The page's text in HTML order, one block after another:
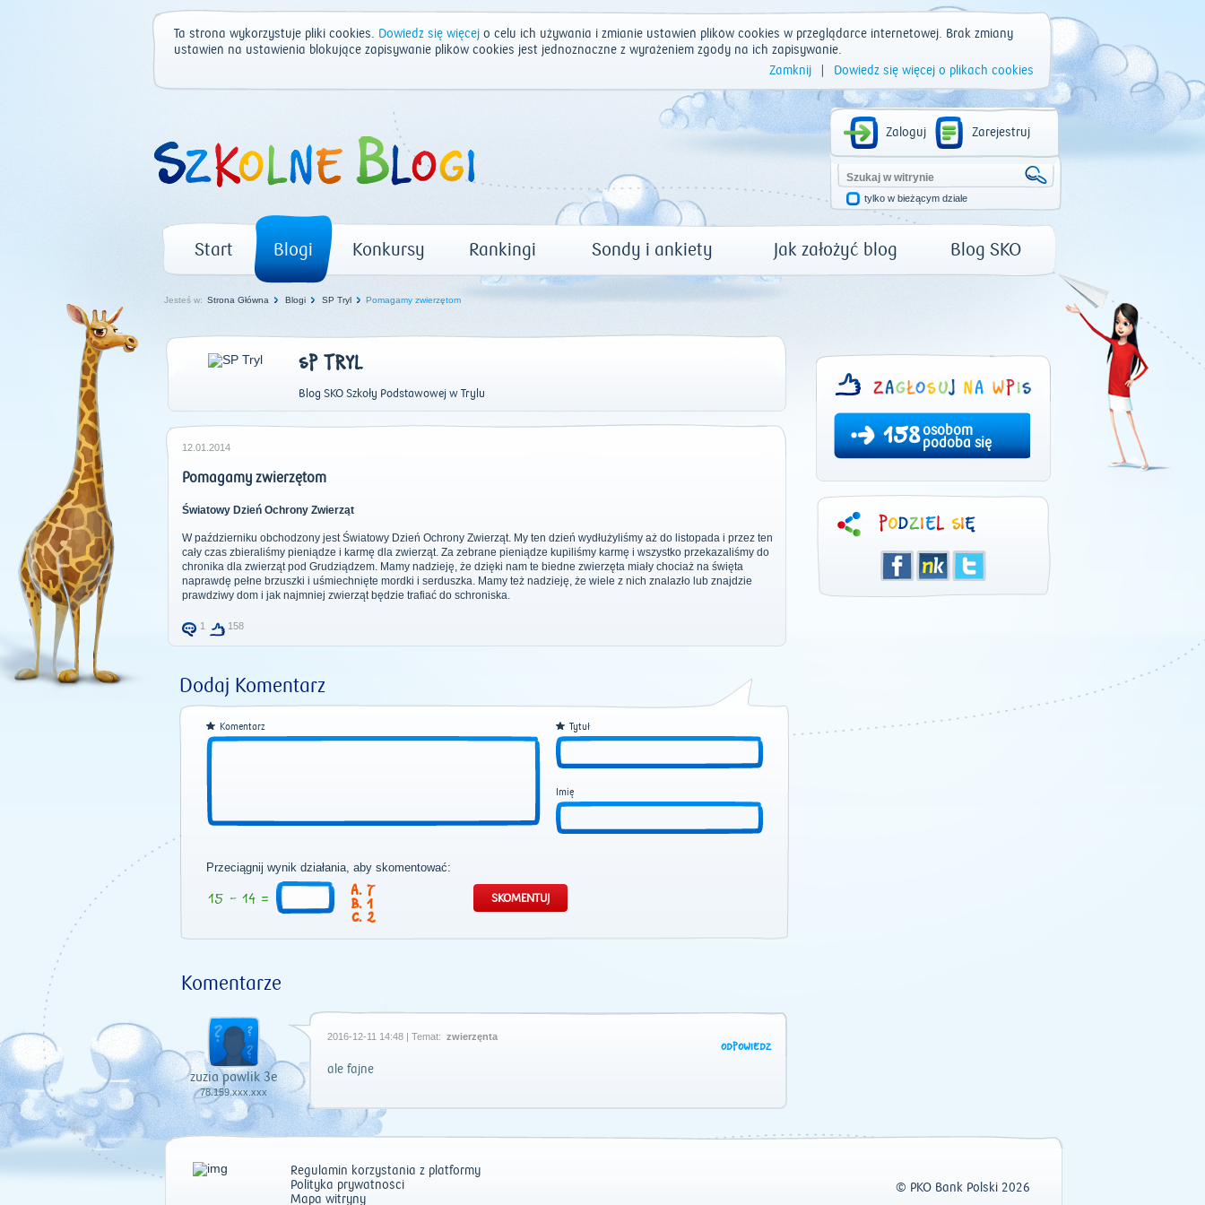
Ta strona wykorzystuje pliki cookies. Dowiedz się więcejo celu ich używania i zmianie ustawień plików cookies w przeglądarce internetowej. Brak zmiany
ustawień na ustawienia blokujące zapisywanie plików cookies jest jednoznaczne z wyrażeniem zgody na ich zapisywanie.
Zamknij
Dowiedz się więcej o plikach cookies
Zaloguj Zarejestruj
tylko w bieżącym dziale
Start Blogi Konkursy Rankingi Sondy i ankiety Jak założyć blog Blog SKO
Jesteś w: Strona Główna Blogi SP Tryl Pomagamy zwierzętom
SP TRYL
Blog SKO Szkoły Podstawowej w Trylu
12.01.2014
Pomagamy zwierzętom
Światowy Dzień Ochrony Zwierząt
W październiku obchodzony jest Światowy Dzień Ochrony Zwierząt. My ten dzień wydłużyliśmy aż do listopada i przez ten
cały czas zbieraliśmy pieniądze i karmę dla zwierząt. Za zebrane pieniądze kupiliśmy karmę i wszystko przekazaliśmy do
chronika dla zwierząt pod Grudziądzem. Mamy nadzieję, że dzięki nam te biedne zwierzęta miały chociaż na święta
naprawdę pełne brzuszki i uśmiechnięte mordki i serduszka. Mamy też nadzieję, że wiele z nich znalazło lub znajdzie
prawdziwy dom i jak najmniej zwierząt będzie trafiać do schroniska.
1 158
Dodaj Komentarz
Komentarz Tytuł
Imię
Przeciągnij wynik działania, aby skomentować:
7
1
2
Komentarze
zuzia pawlik 3e
78.159.xxx.xxx
2016-12-11 14:48 | Temat: zwierzęnta
ODPOWIEDZ
ale fajne
158osobom
podoba się
Regulamin korzystania z platformy
Polityka prywatności
Mapa witryny
© PKO Bank Polski 2026